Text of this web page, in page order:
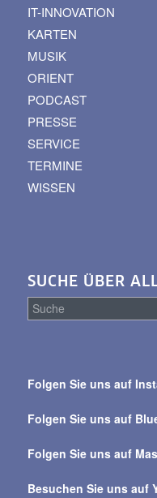
IT-INNOVATION
KARTEN
MUSIK
ORIENT
PODCAST
PRESSE
SERVICE
TERMINE
WISSEN
SUCHE ÜBER
alle
Folgen Sie uns auf
Folgen Sie uns auf
Folgen Sie uns auf
Besuchen Sie uns auf